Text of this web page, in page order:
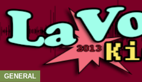
GENERAL